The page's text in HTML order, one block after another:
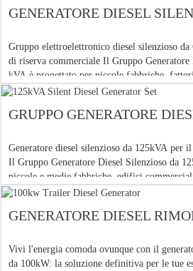
Gruppo elettroelettronico diesel silenzioso
di riserva commerciale Il Gruppo Generatore Diesel Silenzioso da 62,5
kVA è progettato per piccole fabbriche,
commerciali, piccole cliniche, scuole,
Generatore diesel silenzioso da 125kVA per
Il Gruppo Generatore Diesel Silenzioso da
piccole e medie fabbriche, edifici
frigorifere, piccoli
GENERATORE DIESEL
Vivi l'energia comoda ovunque con il
da 100kW: la soluzione definitiva per le tue